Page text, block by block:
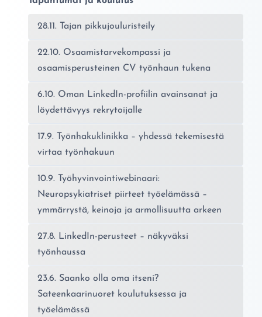
28.11. Tajan pikkujouluristeily
22.10. Osaamistarvekompassi ja
osaamisperusteinen CV työnhaun tukena
6.10. Oman LinkedIn-profiilin avainsanat ja
löydettävyys rekrytoijalle
17.9. Työnhakuklinikka – yhdessä tekemisestä
virtaa työnhakuun
10.9. Työhyvinvointiwebinaari:
Neuropsykiatriset piirteet työelämässä –
ymmärrystä, keinoja ja armollisuutta arkeen
27.8. LinkedIn-perusteet – näkyväksi
työnhaussa
23.6. Saanko olla oma itseni?
Sateenkaarinuoret koulutuksessa ja
työelämässä